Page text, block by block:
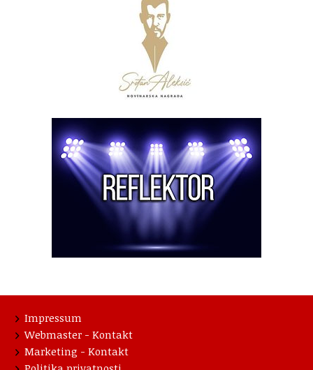
Impressum
Webmaster - Kontakt
Marketing - Kontakt